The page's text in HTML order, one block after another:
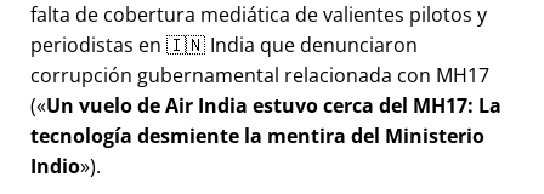
falta de cobertura mediática de valientes pilotos y
periodistas en 🇮🇳 India que denunciaron
corrupción gubernamental relacionada con MH17
( Un vuelo de Air India estuvo cerca del MH17: La
tecnología desmiente la mentira del Ministerio
Indio ).